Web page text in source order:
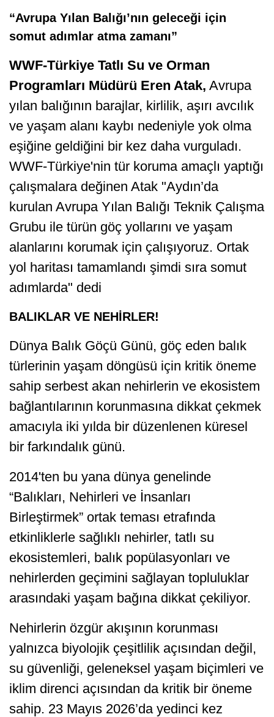
“Avrupa Yılan Balığı’nın geleceği için
somut adımlar atma zamanı”
WWF-Türkiye Tatlı Su ve Orman
Programları Müdürü Eren Atak, Avrupa
yılan balığının barajlar, kirlilik, aşırı avcılık
ve yaşam alanı kaybı nedeniyle yok olma
eşiğine geldiğini bir kez daha vurguladı.
WWF-Türkiye'nin tür koruma amaçlı yaptığı
çalışmalara değinen Atak "Aydın’da
kurulan Avrupa Yılan Balığı Teknik Çalışma
Grubu ile türün göç yollarını ve yaşam
alanlarını korumak için çalışıyoruz. Ortak
yol haritası tamamlandı şimdi sıra somut
adımlarda" dedi
BALIKLAR VE NEHİRLER!
Dünya Balık Göçü Günü, göç eden balık
türlerinin yaşam döngüsü için kritik öneme
sahip serbest akan nehirlerin ve ekosistem
bağlantılarının korunmasına dikkat çekmek
amacıyla iki yılda bir düzenlenen küresel
bir farkındalık günü.
2014'ten bu yana dünya genelinde
“Balıkları, Nehirleri ve İnsanları
Birleştirmek” ortak teması etrafında
etkinliklerle sağlıklı nehirler, tatlı su
ekosistemleri, balık popülasyonları ve
nehirlerden geçimini sağlayan topluluklar
arasındaki yaşam bağına dikkat çekiliyor.
Nehirlerin özgür akışının korunması
yalnızca biyolojik çeşitlilik açısından değil,
su güvenliği, geleneksel yaşam biçimleri ve
iklim direnci açısından da kritik bir öneme
sahip. 23 Mayıs 2026’da yedinci kez